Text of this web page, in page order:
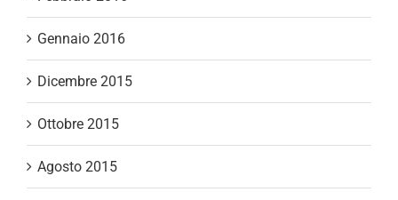
Gennaio 2016
Dicembre 2015
Ottobre 2015
Agosto 2015